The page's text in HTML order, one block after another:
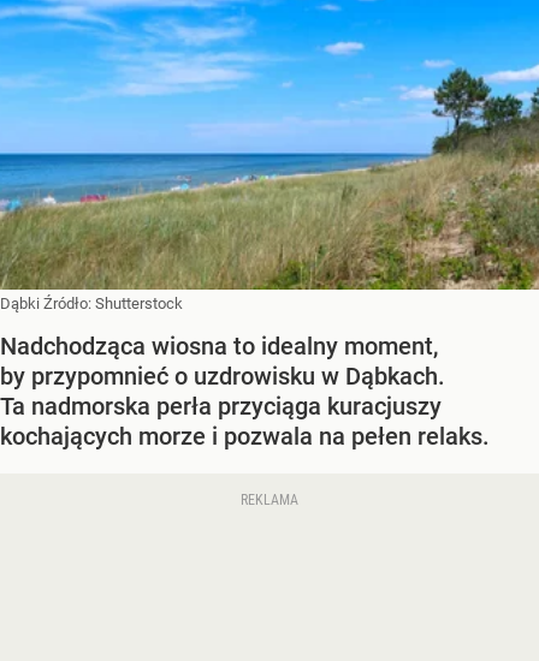
Dąbki Źródło: Shutterstock
Nadchodząca wiosna to idealny moment,
by przypomnieć o uzdrowisku w Dąbkach.
Ta nadmorska perła przyciąga kuracjuszy
kochających morze i pozwala na pełen relaks.